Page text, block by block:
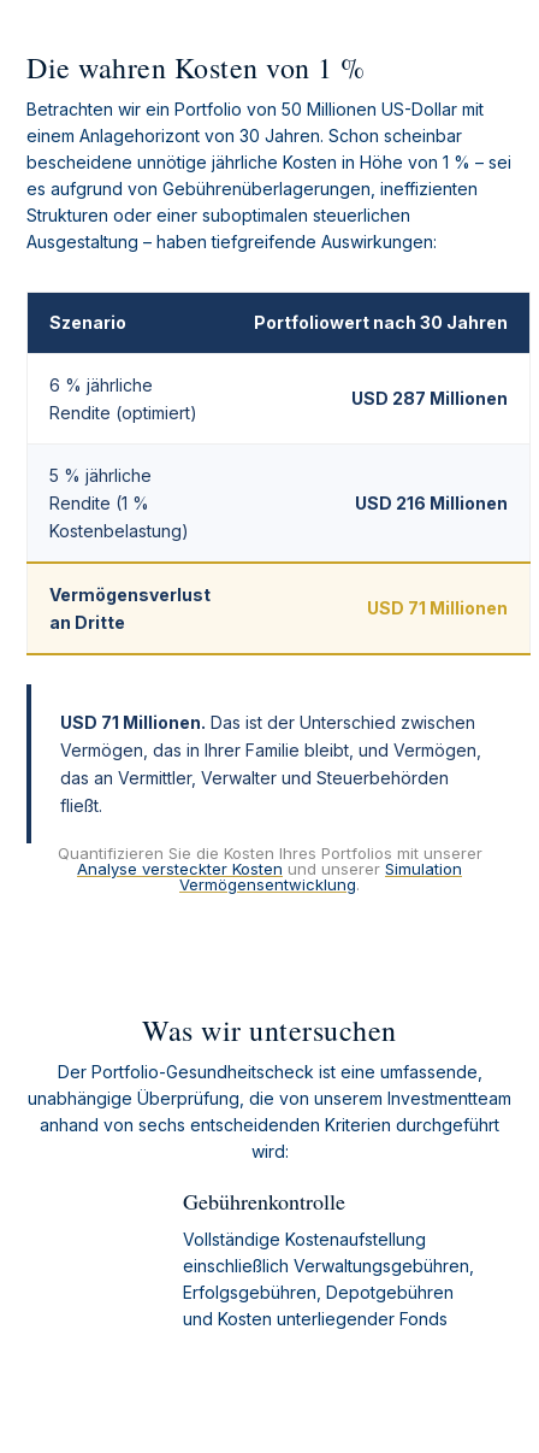
Die wahren Kosten von 1 %
Betrachten wir ein Portfolio von 50 Millionen US-Dollar mit
einem Anlagehorizont von 30 Jahren. Schon scheinbar
bescheidene unnötige jährliche Kosten in Höhe von 1 % – sei
es aufgrund von Gebührenüberlagerungen, ineffizienten
Strukturen oder einer suboptimalen steuerlichen
Ausgestaltung – haben tiefgreifende Auswirkungen:
Szenario Portfoliowert nach 30 Jahren
6 % jährliche
Rendite (optimiert)
USD 287 Millionen
5 % jährliche
Rendite (1 %
Kostenbelastung)
USD 216 Millionen
Vermögensverlust
an Dritte
USD 71 Millionen
USD 71 Millionen. Das ist der Unterschied zwischen
Vermögen, das in Ihrer Familie bleibt, und Vermögen,
das an Vermittler, Verwalter und Steuerbehörden
fließt.
Quantifizieren Sie die Kosten Ihres Portfolios mit unserer
Analyse versteckter Kosten und unserer Simulation
Vermögensentwicklung.
Was wir untersuchen
Der Portfolio-Gesundheitscheck ist eine umfassende,
unabhängige Überprüfung, die von unserem Investmentteam
anhand von sechs entscheidenden Kriterien durchgeführt
wird:
Gebührenkontrolle
Vollständige Kostenaufstellung
einschließlich Verwaltungsgebühren,
Erfolgsgebühren, Depotgebühren
und Kosten unterliegender Fonds